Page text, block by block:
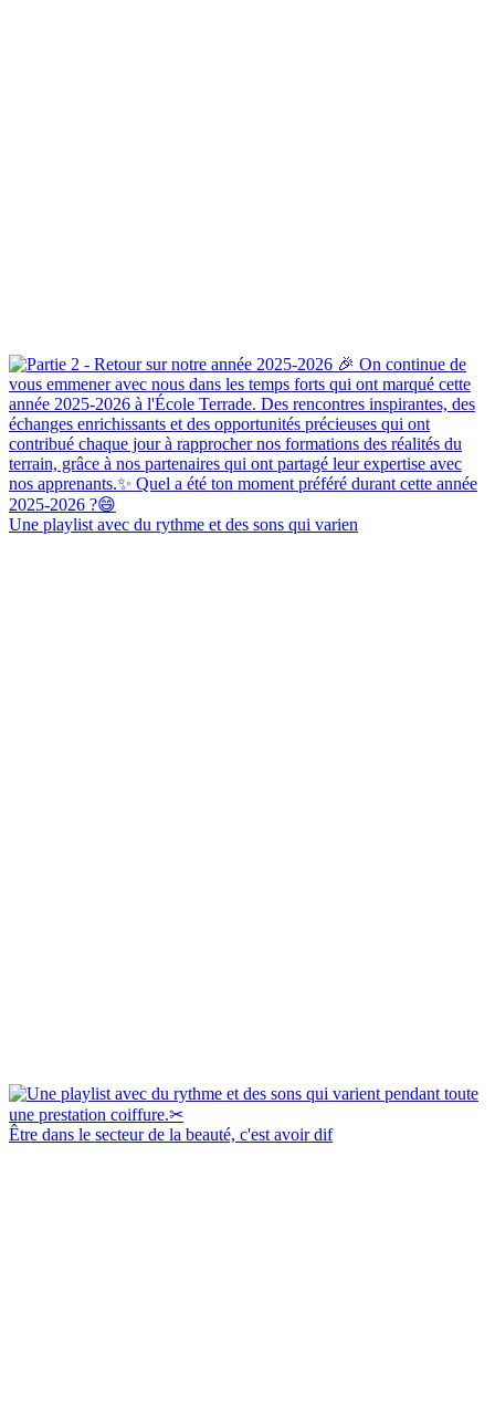
Une playlist avec du rythme et des sons qui varien
Être dans le secteur de la beauté, c'est avoir dif